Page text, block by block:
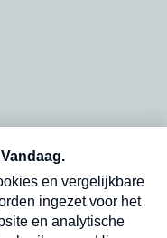
in
Verzend